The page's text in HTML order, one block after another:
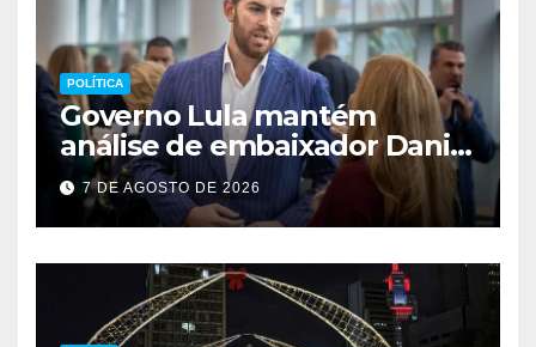
POLÍTICA
Governo Lula mantém
análise de embaixador Daniel
Perez para depois das
eleições
7 DE AGOSTO DE 2026